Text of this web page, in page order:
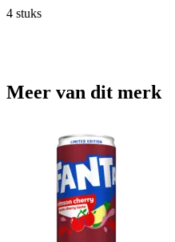
4 stuks
Meer van dit merk